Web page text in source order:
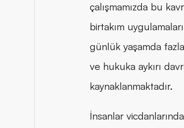
çalışmamızda bu
birtakım
günlük yaşamda
ve hukuka aykırı
kaynaklanmaktadır.
İnsanlar